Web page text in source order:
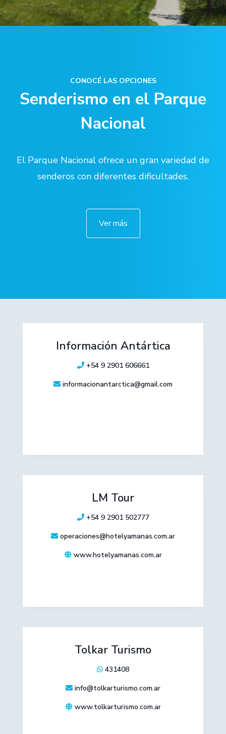
CONOCÉ LAS OPCIONES
Senderismo en el Parque
Nacional
El Parque Nacional ofrece un gran variedad de
senderos con diferentes dificultades.
Ver más
Información Antártica
+54 9 2901 606661
informacionantarctica@gmail.com
LM Tour
+54 9 2901 502777
operaciones@hotelyamanas.com.ar
www.hotelyamanas.com.ar
Tolkar Turismo
431408
info@tolkarturismo.com.ar
www.tolkarturismo.com.ar